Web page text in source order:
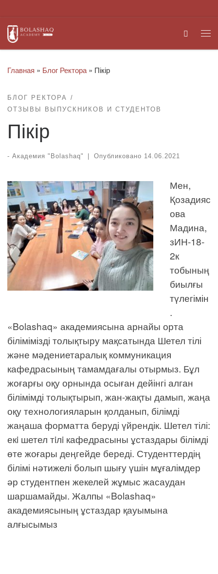
Search
Главная » Блог Ректора » Пікір
БЛОГ РЕКТОРА
ОТЗЫВЫ ВЫПУСКНИКОВ И СТУДЕНТОВ
Пікір
- Академия "Bolashaq" Опубликовано 14.06.2021
Мен,
Қозадияс
ова
Мадина,
зИН-18-
2к
тобының
биылғы
түлегімін
.
«Bolashaq» академиясына арнайы орта
білімімізді толықтыру мақсатында Шетел тілі
және мәдениетаралық коммуникация
кафедрасының тамамдағалы отырмыз. Бұл
жоғарғы оқу орнында осыған дейінгі алган
білімімді толықтырып, жан-жақты дамып, жаңа
оқу технологияларын қолданып, білімді
жаңаша форматта беруді үйрендік. Шетел тілі:
екi шетел тiлi кафедрасыны ұстаздары білімді
өте жоғары деңгейде береді. Студенттердің
білімі нәтижелі болып шығу үшін мұғалімдер
әр студентпен жекелей жұмыс жасаудан
шаршамайды. Жалпы «Bolashaq»
академиясының ұстаздар қауымына
алғысымыз